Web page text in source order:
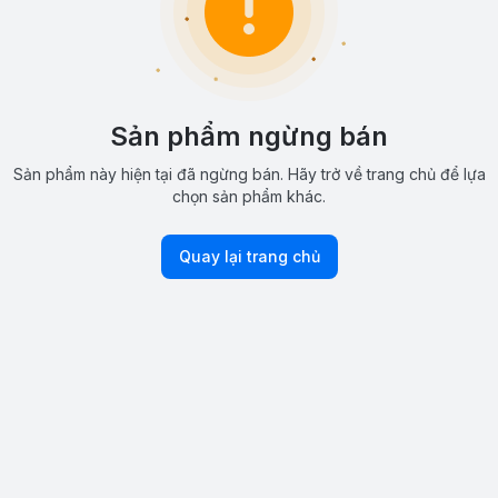
Sản phẩm ngừng bán
Sản phẩm này hiện tại đã ngừng bán. Hãy trở về trang chủ để lựa
chọn sản phẩm khác.
Quay lại trang chủ